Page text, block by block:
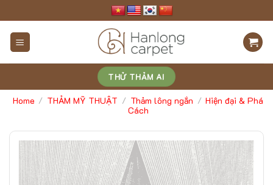
to
content
THỬ THẢM AI
Home / THẢM MỸ THUẬT / Thảm lông ngắn / Hiện đại & Phá
Cách